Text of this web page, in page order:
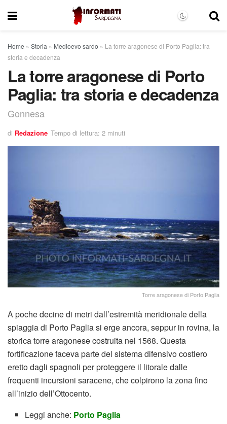
Home » Storia » Medioevo sardo » La torre aragonese di Porto Paglia: tra
storia e decadenza
La torre aragonese di Porto
Paglia: tra storia e decadenza
Gonnesa
di Redazione Tempo di lettura: 2 minuti
Torre aragonese di Porto Paglia
A poche decine di metri dall’estremità meridionale della
spiaggia di Porto Paglia si erge ancora, seppur in rovina, la
storica torre aragonese costruita nel 1568. Questa
fortificazione faceva parte del sistema difensivo costiero
eretto dagli spagnoli per proteggere il litorale dalle
frequenti incursioni saracene, che colpirono la zona fino
all’inizio dell’Ottocento.
Leggi anche: Porto Paglia